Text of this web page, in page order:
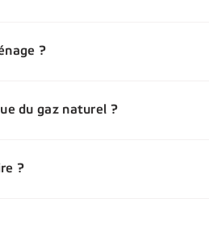
?
du gaz naturel ?
?